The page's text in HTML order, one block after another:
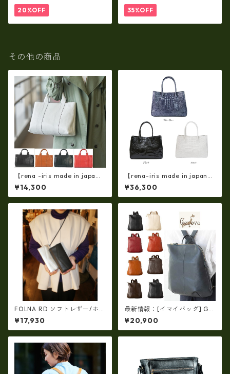
20%OFF 35%OFF
その他の商品
【rena -iris made in japa
n】【日本製】軽量☆牛革製
品・ヌメ革製・手提げトート
バッグ(A4サイズ） ir-01
¥14,300
【rena-iris made in japan】
【日本製】牛革エナメルクロ
コ 軽量ラージサイズ・トート
バッグ ir-674
¥36,300
FOLNA RD ソフトレザー/ホイ
ルレザー エンべロープ 長財
布 fo-2993901
¥17,930
最新情報：[イマイバッグ] GE
NOVA 日本製 牛革リュック レ
ザー リュック レディースリュ
ック im-2670
¥20,900